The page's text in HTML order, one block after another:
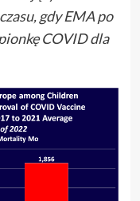
gdy EMA po
COVID dla